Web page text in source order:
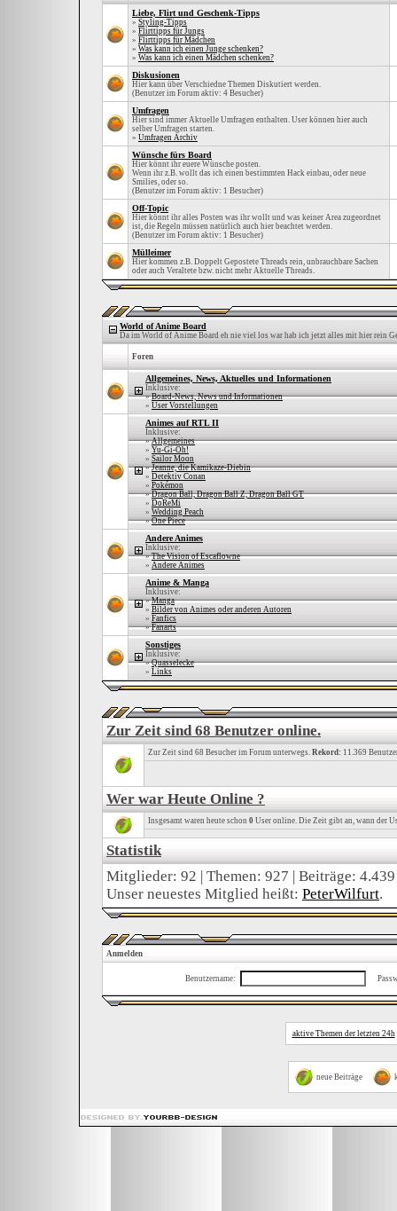
Liebe, Flirt und Geschenk-Tipps
» Styling-Tipps
» Flirttipps für Jungs
» Flirttipps für Mädchen
» Was kann ich einen Junge schenken?
» Was kann ich einen Mädchen schenken?
Diskusionen
Hier kann über Verschiedne Themen Diskutiert werden.
(Benutzer im Forum aktiv: 4 Besucher)
Umfragen
Hier sind immer Aktuelle Umfragen enthalten. User können hier auch
selber Umfragen starten.
» Umfragen Archiv
Wünsche fürs Board
Hier könnt ihr euere Wünsche posten.
Wenn ihr z.B. wollt das ich einen bestimmten Hack einbau, oder neue
Smilies, oder so.
(Benutzer im Forum aktiv: 1 Besucher)
Off-Topic
Hier könnt ihr alles Posten was ihr wollt und was keiner Area zugeordnet
ist, die Regeln müssen natürlich auch hier beachtet werden.
(Benutzer im Forum aktiv: 1 Besucher)
Mülleimer
Hier kommen z.B. Doppelt Gepostete Threads rein, unbrauchbare Sachen
oder auch Veraltete bzw. nicht mehr Aktuelle Threads.
World of Anime Board
Da im World of Anime Board eh nie viel los war hab ich jetzt alles mit hier rein
Foren
Allgemeines, News, Aktuelles und Informationen
Inklusive:
»Board-News, News und Informationen
» User Vorstellungen
Animes auf RTL II
Inklusive:
»Allgemeines
» Yu-Gi-Oh!
» Sailor Moon
»Jeanne, die Kamikaze-Diebin
» Detektiv Conan
» Pokémon
»Dragon Ball, Dragon Ball Z, Dragon Ball GT
» DoReMi
» Wedding Peach
»One Piece
Andere Animes
Inklusive:
»The Vision of Escaflowne
» Andere Animes
Anime & Manga
Inklusive:
»Manga
» Bilder von Animes oder anderen Autoren
» Fanfics
»Fanarts
Sonstiges
Inklusive:
»Quasselecke
» Links
Zur Zeit sind 68 Benutzer online.
Zur Zeit sind 68 Besucher im Forum unterwegs. Rekord: 11.369
Wer war Heute Online ?
Insgesamt waren heute schon 0 User online. Die Zeit gibt an, wann der
Statistik
Mitglieder: 92 | Themen: 927 | Beiträge:
Unser neuestes Mitglied heißt: PeterWilfurt.
Anmelden
Benutzername:
aktive Themen der letzten 24h
neue Beiträge